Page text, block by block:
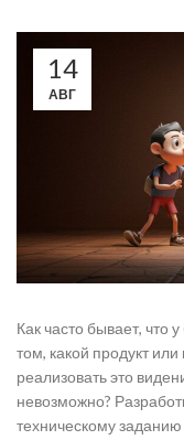
14
АВГ
Как часто бывает, что
том, какой продукт
реализовать это
невозможно?
техническому